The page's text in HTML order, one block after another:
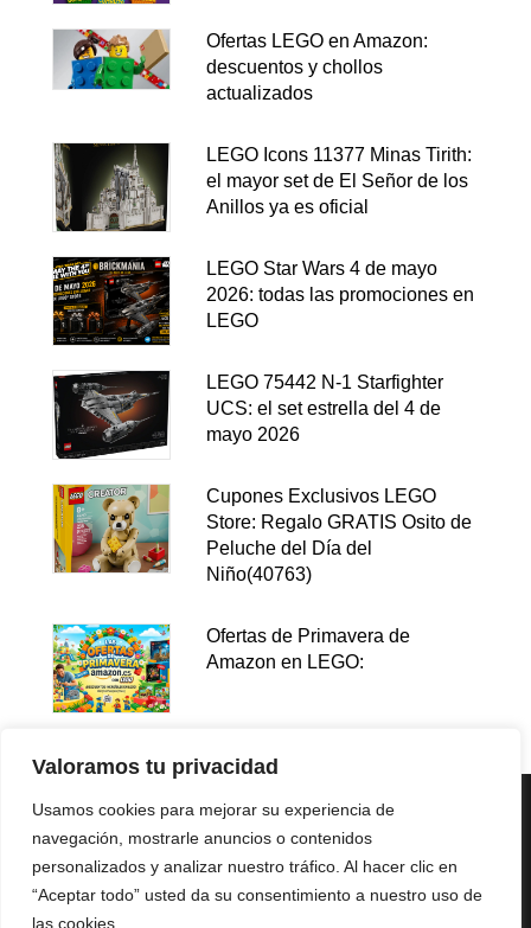
Valoramos tu privacidad
Usamos cookies para mejorar su experiencia de
navegación, mostrarle anuncios o contenidos
personalizados y analizar nuestro tráfico. Al hacer clic en
“Aceptar todo” usted da su consentimiento a nuestro uso de
las cookies.
Ofertas LEGO en Amazon:
descuentos y chollos
actualizados
LEGO Icons 11377 Minas Tirith:
el mayor set de El Señor de los
Anillos ya es oficial
LEGO Star Wars 4 de mayo
2026: todas las promociones en
LEGO
LEGO 75442 N-1 Starfighter
UCS: el set estrella del 4 de
mayo 2026
Cupones Exclusivos LEGO
Store: Regalo GRATIS Osito de
Peluche del Día del
Niño(40763)
Ofertas de Primavera de
Amazon en LEGO: